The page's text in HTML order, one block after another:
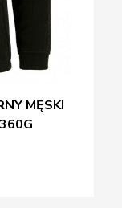
MĘSKI